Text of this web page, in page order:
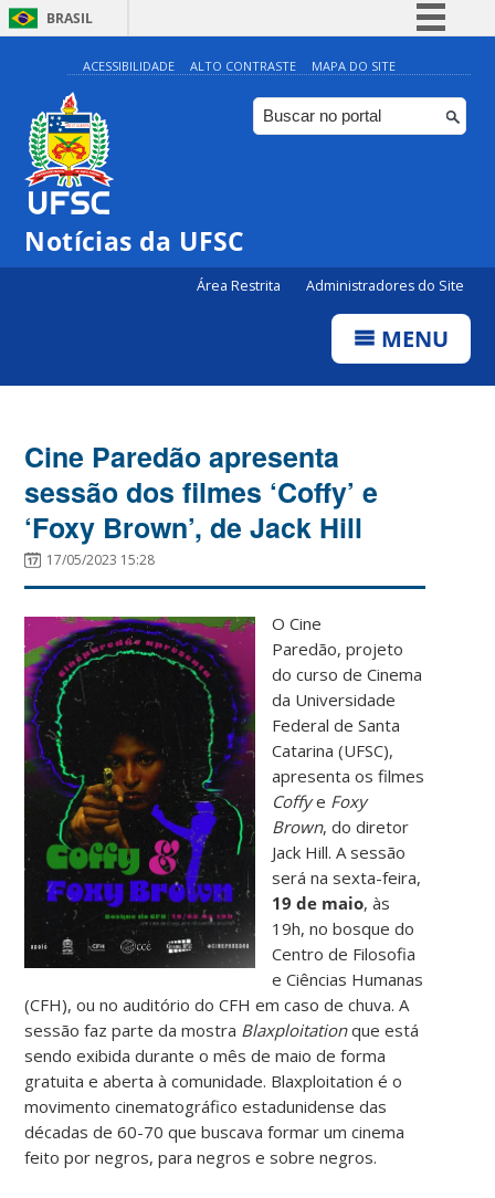
BRASIL
Simplifique!
Comunica BR
Participe
ACESSIBILIDADE ALTO CONTRASTE MAPA DO SITE
Notícias da UFSC
Área Restrita Administradores do Site
MENU
Cine Paredão apresenta
sessão dos filmes ‘Coffy’ e
‘Foxy Brown’, de Jack Hill
17/05/2023 15:28
O Cine
Paredão, projeto
do curso de Cinema
da Universidade
Federal de Santa
Catarina (UFSC),
apresenta os filmes
Coffye Foxy
Brown, do diretor
Jack Hill. A sessão
será na sexta-feira,
19 de maio, às
19h, no bosque do
Centro de Filosofia
e Ciências Humanas
(CFH), ou no auditório do CFH em caso de chuva. A
sessão faz parte da mostra Blaxploitationque está
sendo exibida durante o mês de maio de forma
gratuita e aberta à comunidade. Blaxploitation é o
movimento cinematográfico estadunidense das
décadas de 60-70 que buscava formar um cinema
feito por negros, para negros e sobre negros.